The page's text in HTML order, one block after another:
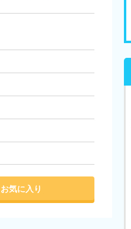
お気に入り